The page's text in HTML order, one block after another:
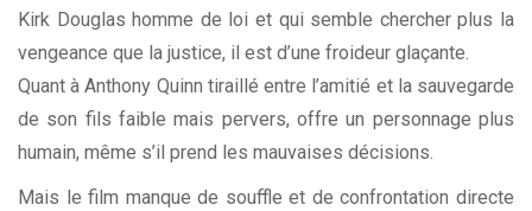
Kirk Douglas homme de loi et qui semble chercher plus la
vengeance que la justice, il est d’une froideur glaçante.
Quant à Anthony Quinn tiraillé entre l’amitié et la sauvegarde
de son fils faible mais pervers, offre un personnage plus
humain, même s’il prend les mauvaises décisions.
Mais le film manque de souffle et de confrontation directe